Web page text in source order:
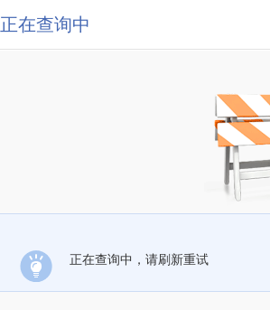
正在查询中
正在查询中，请刷新重试